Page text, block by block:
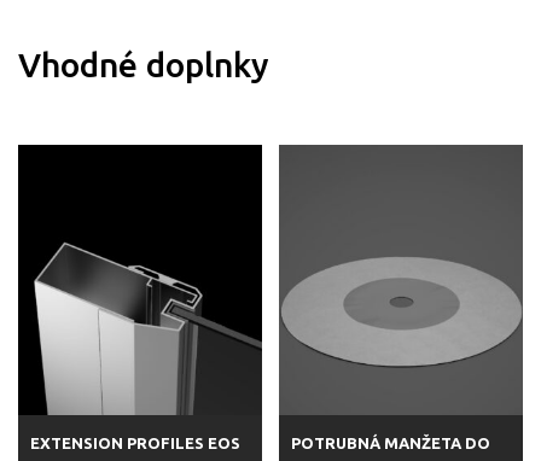
Vhodné doplnky
EXTENSION PROFILES EOS
POTRUBNÁ MANŽETA DO